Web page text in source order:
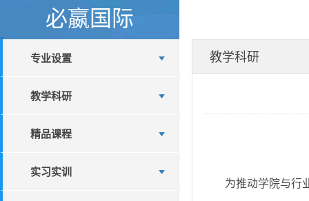
必嬴国际
专业设置
教学科研
精品课程
实习实训
教学科研
为推动学院与行